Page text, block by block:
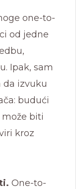
one-to-
od jedne
Ipak, sam
izvuku
budući
može biti
kroz
One-to-